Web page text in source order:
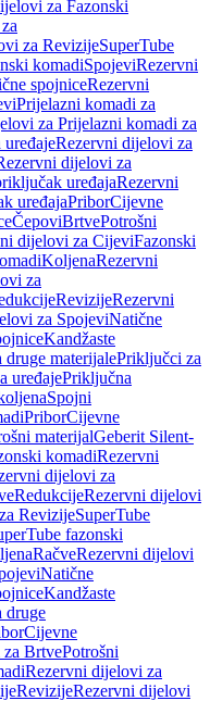
za Fazonski
za RevizijeSuperTube
komadiSpojeviRezervni
spojniceRezervni
Prijelazni komadi za
za Prijelazni komadi za
Rezervni dijelovi za
dijelovi za
uređajaRezervni
uređajaPriborCijevne
ČepoviBrtvePotrošni
dijelovi za CijeviFazonski
KoljenaRezervni
za
RevizijeRezervni
za SpojeviNatične
Kandžaste
materijalePriključci za
uređajePriključna
Spojni
PriborCijevne
materijalGeberit Silent-
komadiRezervni
dijelovi za
RedukcijeRezervni dijelovi
RevizijeSuperTube
fazonski
RačveRezervni dijelovi
Natične
Kandžaste
druge
Cijevne
BrtvePotrošni
Rezervni dijelovi za
RevizijeRezervni dijelovi